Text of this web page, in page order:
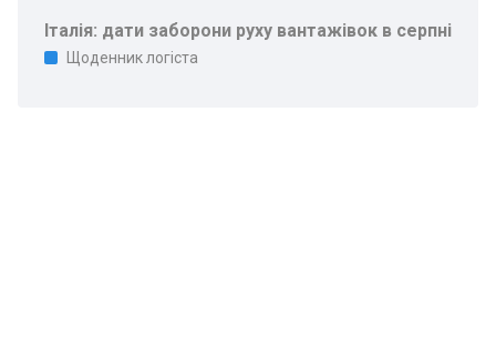
Італія: дати заборони руху вантажівок в серпні
Щоденник логіста